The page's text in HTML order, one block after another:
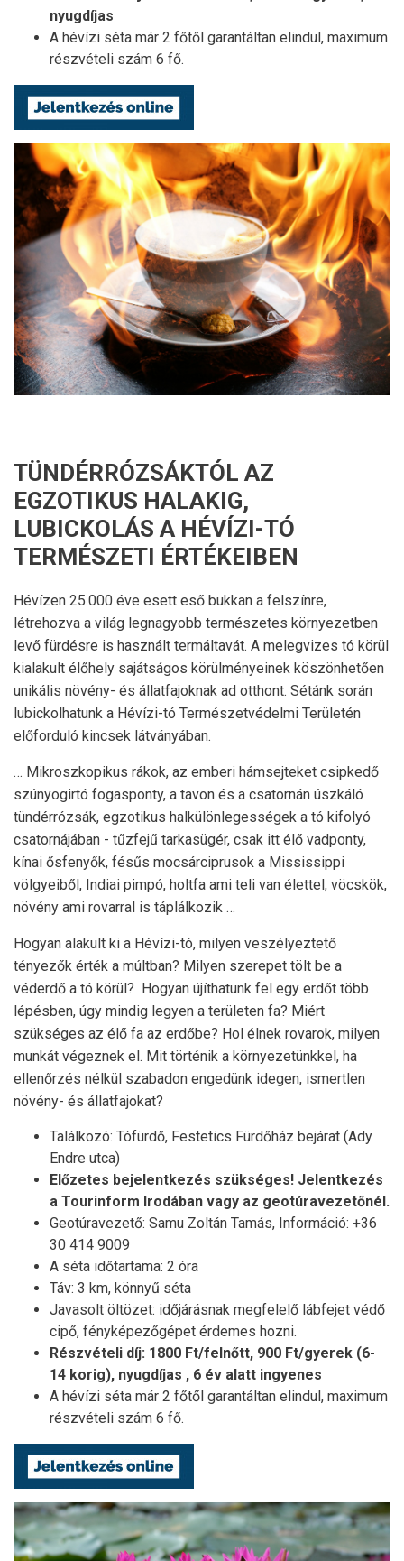
nyugdíjas
A hévízi séta már 2 főtől garantáltan elindul, maximum
részvételi szám 6 fő.
TÜNDÉRRÓZSÁKTÓL AZ
EGZOTIKUS HALAKIG,
LUBICKOLÁS A HÉVÍZI-TÓ
TERMÉSZETI ÉRTÉKEIBEN
Hévízen 25.000 éve esett eső bukkan a felszínre,
létrehozva a világ legnagyobb természetes környezetben
levő fürdésre is használt termáltavát. A melegvizes tó körül
kialakult élőhely sajátságos körülményeinek köszönhetően
unikális növény- és állatfajoknak ad otthont. Sétánk során
lubickolhatunk a Hévízi-tó Természetvédelmi Területén
előforduló kincsek látványában.
… Mikroszkopikus rákok, az emberi hámsejteket csipkedő
szúnyogirtó fogasponty, a tavon és a csatornán úszkáló
tündérrózsák, egzotikus halkülönlegességek a tó kifolyó
csatornájában - tűzfejű tarkasügér, csak itt élő vadponty,
kínai ősfenyők, fésűs mocsárciprusok a Mississippi
völgyeiből, Indiai pimpó, holtfa ami teli van élettel, vöcskök,
növény ami rovarral is táplálkozik …
Hogyan alakult ki a Hévízi-tó, milyen veszélyeztető
tényezők érték a múltban? Milyen szerepet tölt be a
véderdő a tó körül? Hogyan újíthatunk fel egy erdőt több
lépésben, úgy mindig legyen a területen fa? Miért
szükséges az élő fa az erdőbe? Hol élnek rovarok, milyen
munkát végeznek el. Mit történik a környezetünkkel, ha
ellenőrzés nélkül szabadon engedünk idegen, ismertlen
növény- és állatfajokat?
Találkozó: Tófürdő, Festetics Fürdőház bejárat (Ady
Endre utca)
Előzetes bejelentkezés szükséges! Jelentkezés
a Tourinform Irodában vagy az geotúravezetőnél.
Geotúravezető: Samu Zoltán Tamás, Információ: +36
30 414 9009
A séta időtartama: 2 óra
Táv: 3 km, könnyű séta
Javasolt öltözet: időjárásnak megfelelő lábfejet védő
cipő, fényképezőgépet érdemes hozni.
Részvételi díj: 1800 Ft/felnőtt, 900 Ft/gyerek (6-
14 korig), nyugdíjas , 6 év alatt ingyenes
A hévízi séta már 2 főtől garantáltan elindul, maximum
részvételi szám 6 fő.